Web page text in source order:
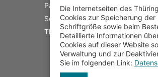
Parlamentsspiegel
Serviceportal Thüringen
Thüringer Transparenzportal
Die Internetseiten des
Cookies zur Speicherung der
Schriftgröße sowie beim
Detaillierte Informationen
Cookies auf dieser Website
Verwaltung und zur
Sie im folgenden Link: